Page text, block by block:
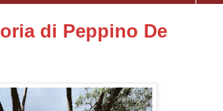
di Peppino De